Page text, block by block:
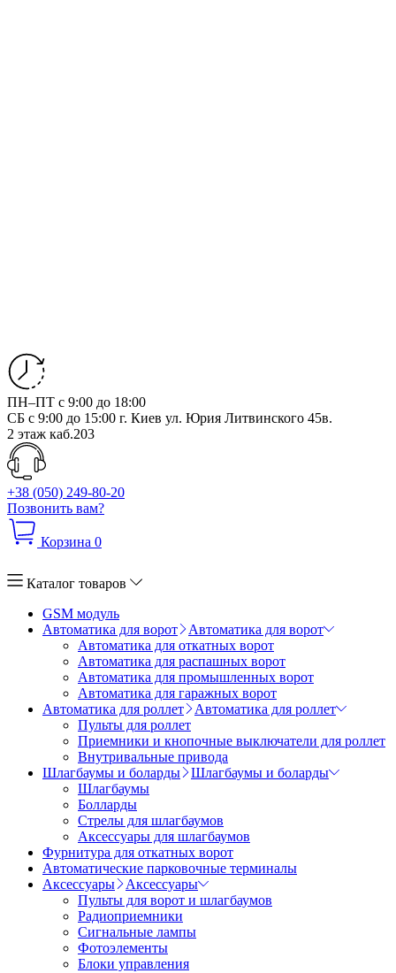
ПН–ПТ с 9:00 до 18:00
СБ с 9:00 до 15:00 г. Киев ул. Юрия Литвинского 45в.
2 этаж каб.203
+38 (050) 249-80-20
Позвонить вам?
Корзина 0
Каталог товаров
GSM модуль
Автоматика для ворот
Автоматика для ворот
Автоматика для откатных ворот
Автоматика для распашных ворот
Автоматика для промышленных ворот
Автоматика для гаражных ворот
Автоматика для роллет
Автоматика для роллет
Пульты для роллет
Приемники и кнопочные выключатели для роллет
Внутривальные привода
Шлагбаумы и боларды
Шлагбаумы и боларды
Шлагбаумы
Болларды
Стрелы для шлагбаумов
Аксессуары для шлагбаумов
Фурнитура для откатных ворот
Автоматические парковочные терминалы
Аксессуары
Аксессуары
Пульты для ворот и шлагбаумов
Радиоприемники
Сигнальные лампы
Фотоэлементы
Блоки управления